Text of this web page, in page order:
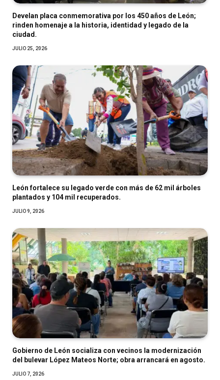
Develan placa conmemorativa por los 450 años de León;
rinden homenaje a la historia, identidad y legado de la
ciudad.
JULIO 25, 2026
León fortalece su legado verde con más de 62 mil árboles
plantados y 104 mil recuperados.
JULIO 9, 2026
Gobierno de León socializa con vecinos la modernización
del bulevar López Mateos Norte; obra arrancará en agosto.
JULIO 7, 2026